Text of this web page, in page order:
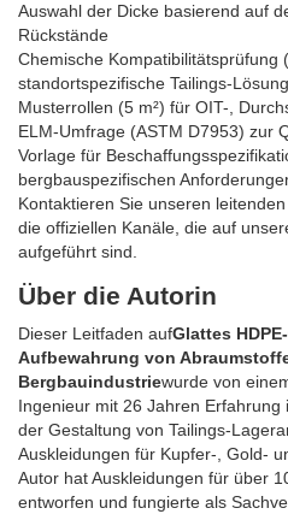
Auswahl der Dicke basierend auf
Rückstände
Chemische Kompatibilitätsprüfung
standortspezifische Tailings-Lösung
Musterrollen (5 m²) für OIT-,
ELM-Umfrage (ASTM D7953) zur
Vorlage für
bergbauspezifischen
Kontaktieren Sie unseren
die offiziellen Kanäle, die auf
aufgeführt sind.
Über die Autorin
Dieser Leitfaden aufGlattes
Aufbewahrung von
Bergbauindustriewurde von
Ingenieur mit 26 Jahren Erfahrung
der Gestaltung von Tailings-
Auskleidungen für Kupfer-, Gold-
Autor hat Auskleidungen für über
entworfen und fungierte als